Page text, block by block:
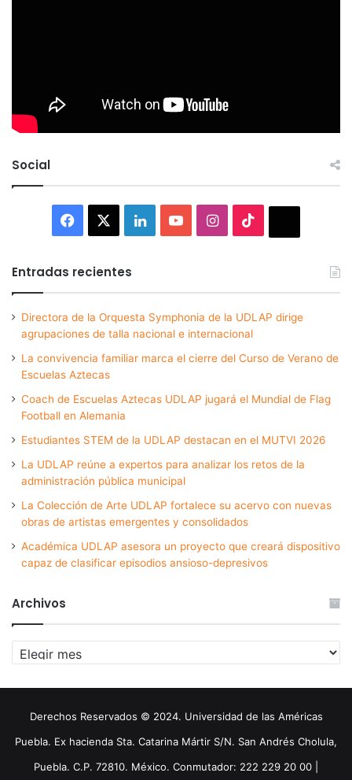
Social
Facebook LinkedInYouTubeInstagram
Entradas recientes
Directora de la Orquesta Symphonia de la UDLAP dirige
agrupaciones de talla nacional e internacional
La convivencia familiar marca el cierre del Curso de Verano de
Escuelas Aztecas
Coach de Escuelas Aztecas UDLAP jugará el Mundial de Flag
Football en Alemania
Estudiantes STEM de la UDLAP destacan en el MUTVI 2026
La UDLAP reúne a expertos para analizar los retos de la
administración pública municipal
La Colección de Arte UDLAP fortalece su acervo con nuevas
obras de artistas emergentes y consolidados
Académica UDLAP asesora un proyecto que creará dispositivo
capaz de clasificar episodios ansioso-depresivos
Archivos
Archivos
Derechos Reservados © 2024. Universidad de las Américas
Puebla. Ex hacienda Sta. Catarina Mártir S/N. San Andrés Cholula,
Puebla. C.P. 72810. México. Conmutador: 222 229 20 00 |